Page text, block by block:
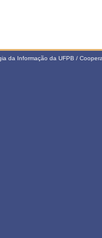
da Informação da UFPB /